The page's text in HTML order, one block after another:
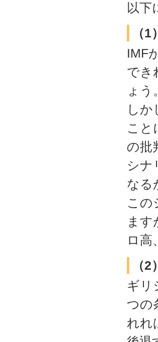
以下
（
IMF
でき
ょう
しか
こと
の批
シナ
なる
この
ます
ロ高
（
ギリ
つの
れれ